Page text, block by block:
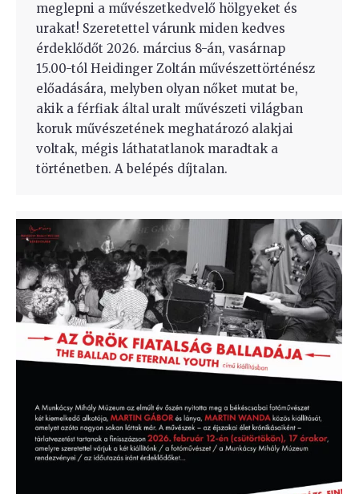
meglepni a művészetkedvelő hölgyeket és
urakat! Szeretettel várunk miden kedves
érdeklődőt 2026. március 8-án, vasárnap
15.00-tól Heidinger Zoltán művészettörténész
előadására, melyben olyan nőket mutat be,
akik a férfiak által uralt művészeti világban
koruk művészetének meghatározó alakjai
voltak, mégis láthatatlanok maradtak a
történetben. A belépés díjtalan.